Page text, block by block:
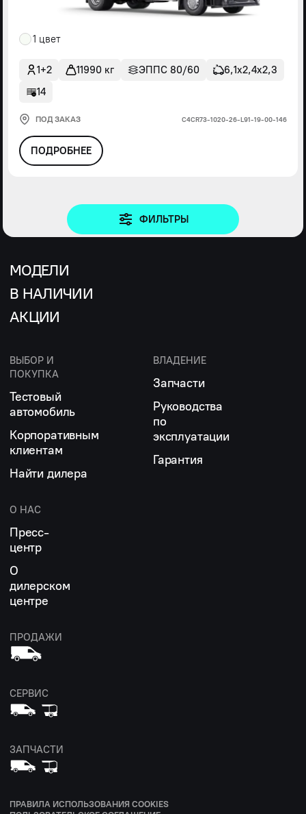
1 цвет
1+2 11990 кг ЭППС 80/60
6,1х2,4х2,3
14
ПОД ЗАКАЗ С4СR73-1020-26-L91-19-00-146
ПОДРОБНЕЕ
ФИЛЬТРЫ
МОДЕЛИ
В НАЛИЧИИ
АКЦИИ
ВЫБОР И
ПОКУПКА
Тестовый
автомобиль
Корпоративным
клиентам
Найти дилера
ВЛАДЕНИЕ
Запчасти
Руководства
по
эксплуатации
Гарантия
О НАС
Пресс-
центр
О
дилерском
центре
ПРОДАЖИ
СЕРВИС
ЗАПЧАСТИ
ПРАВИЛА ИСПОЛЬЗОВАНИЯ COOKIES